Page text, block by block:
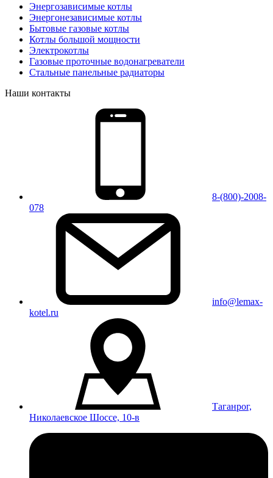
Энергозависимые котлы
Энергонезависимые котлы
Бытовые газовые котлы
Котлы большой мощности
Электрокотлы
Газовые проточные водонагреватели
Стальные панельные радиаторы
Наши контакты
8-(800)-2008-
078
info@lemax-
kotel.ru
Таганрог,
Николаевское Шоссе, 10-в